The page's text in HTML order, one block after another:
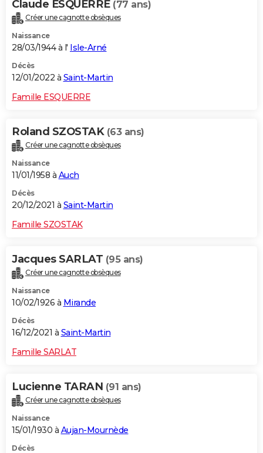
Claude ESQUERRE (77 ans)
Créer une cagnotte obsèques
Naissance
28/03/1944 à l' Isle-Arné
Décès
12/01/2022 à Saint-Martin
Famille ESQUERRE
Roland SZOSTAK (63 ans)
Créer une cagnotte obsèques
Naissance
11/01/1958 à Auch
Décès
20/12/2021 à Saint-Martin
Famille SZOSTAK
Jacques SARLAT (95 ans)
Créer une cagnotte obsèques
Naissance
10/02/1926 à Mirande
Décès
16/12/2021 à Saint-Martin
Famille SARLAT
Lucienne TARAN (91 ans)
Créer une cagnotte obsèques
Naissance
15/01/1930 à Aujan-Mournède
Décès